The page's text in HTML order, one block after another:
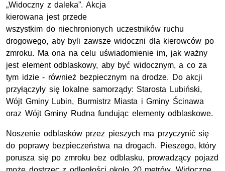
„Widoczny z daleka”. Akcja
kierowana jest przede
wszystkim do niechronionych uczestników ruchu
drogowego, aby byli zawsze widoczni dla kierowców po
zmroku. Ma ona na celu uświadomienie im, jak ważny
jest element odblaskowy, aby być widocznym, a co za
tym idzie - również bezpiecznym na drodze. Do akcji
przyłączyły się lokalne samorządy: Starosta Lubiński,
Wójt Gminy Lubin, Burmistrz Miasta i Gminy Ścinawa
oraz Wójt Gminy Rudna fundując elementy odblaskowe.
Noszenie odblasków przez pieszych ma przyczynić się
do poprawy bezpieczeństwa na drogach. Pieszego, który
porusza się po zmroku bez odblasku, prowadzący pojazd